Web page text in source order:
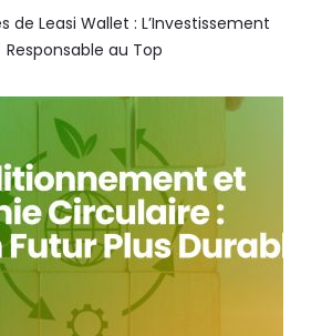
de Leasi Wallet : L’Investissement
Responsable au Top